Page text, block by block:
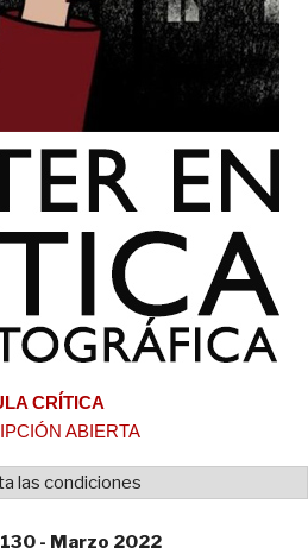
CRÍTICA
ABIERTA
las condiciones
- Marzo 2022